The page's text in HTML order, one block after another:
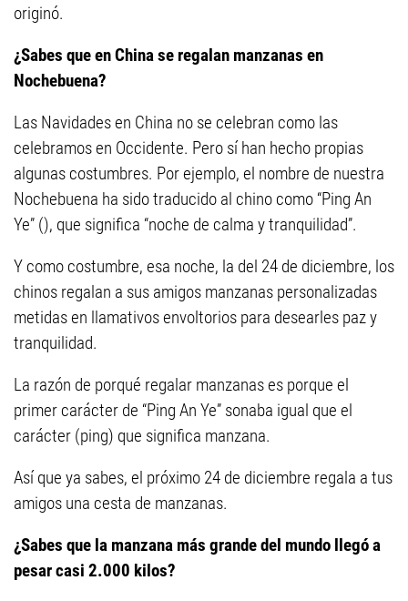
originó.
¿Sabes que en China se regalan manzanas en
Nochebuena?
Las Navidades en China no se celebran como las
celebramos en Occidente. Pero sí han hecho propias
algunas costumbres. Por ejemplo, el nombre de nuestra
Nochebuena ha sido traducido al chino como “Ping An
Ye” (), que significa “noche de calma y tranquilidad”.
Y como costumbre, esa noche, la del 24 de diciembre, los
chinos regalan a sus amigos manzanas personalizadas
metidas en llamativos envoltorios para desearles paz y
tranquilidad.
La razón de porqué regalar manzanas es porque el
primer carácter de “Ping An Ye” sonaba igual que el
carácter (ping) que significa manzana.
Así que ya sabes, el próximo 24 de diciembre regala a tus
amigos una cesta de manzanas.
¿Sabes que la manzana más grande del mundo llegó a
pesar casi 2.000 kilos?